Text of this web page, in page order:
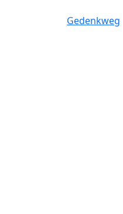
Gedenkweg